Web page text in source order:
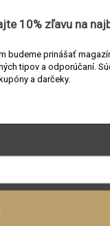
esencia, esencia
10% zľavu na
budeme prinášať
tipov a odporúčaní.
a darčeky.